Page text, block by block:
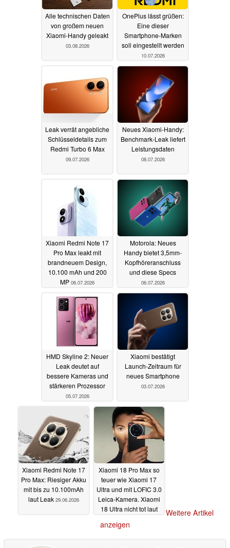
Alle technischen Daten
von großem neuen
Xiaomi-Handy geleakt
03.08.2026
OnePlus lässt grüßen:
Eine dieser
Smartphone-Marken
soll eingestellt werden
10.07.2026
Leak verrät angebliche
Schlüsseldetails zum
Redmi Turbo 6 Max
09.07.2026
Neues Xiaomi-Handy:
Benchmark-Leak liefert
Leistungsdaten
08.07.2026
Xiaomi Redmi Note 17
Pro Max leakt mit
brandneuem Design,
10.100 mAh und 200
MP 06.07.2026
Motorola: Neues
Handy bietet 3,5mm-
Kopfhöreranschluss
und diese Specs
06.07.2026
HMD Skyline 2: Neuer
Leak deutet auf
bessere Kameras und
stärkeren Prozessor
05.07.2026
Xiaomi bestätigt
Launch-Zeitraum für
neues Smartphone
03.07.2026
Xiaomi Redmi Note 17
Pro Max: Riesiger Akku
mit bis zu 10.100mAh
laut Leak 29.06.2026
Xiaomi 18 Pro Max so
teuer wie Xiaomi 17
Ultra und mit LOFIC 3.0
Leica-Kamera. Xiaomi
18 Ultra nicht tot laut
Weitere Artikel
anzeigen